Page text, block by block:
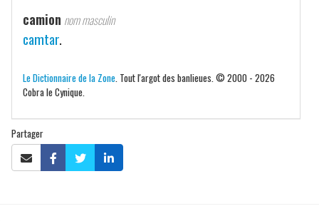
camion nom masculin
camtar.
Le Dictionnaire de la Zone . Tout l'argot des banlieues. © 2000 - 2026
Cobra le Cynique.
Partager